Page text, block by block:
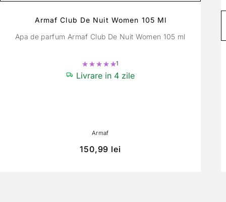
Armaf Club De Nuit Women 105 Ml
Apa de parfum Armaf Club De Nuit Women 105 ml
Evaluat la
1
Livrare in 4 zile
Armaf
150,99 lei